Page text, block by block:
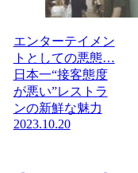
エンターテイメン
トとしての悪態…
日本一“接客態度
が悪い”レストラ
ンの新鮮な魅力
2023.10.20